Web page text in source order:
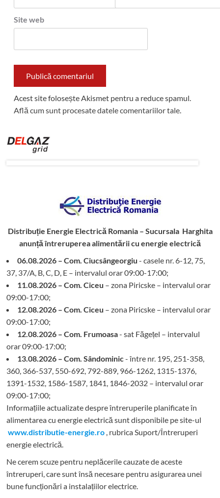
Site web
Acest site folosește Akismet pentru a reduce spamul.
Află cum sunt procesate datele comentariilor tale.
Distribuție Energie Electrică Romania – Sucursala Harghita
anunță întreruperea alimentării cu energie electrică
06.08.2026 – Com. Ciucsângeorgiu - casele nr. 6-12, 75,
37, 37/A, B, C, D, E – intervalul orar 09:00-17:00;
11.08.2026 – Com. Ciceu – zona Piricske – intervalul orar
09:00-17:00;
12.08.2026 – Com. Ciceu – zona Piricske – intervalul orar
09:00-17:00;
12.08.2026 – Com. Frumoasa- sat Făgețel – intervalul
orar 09:00-17:00;
13.08.2026 – Com. Sândominic- între nr. 195, 251-358,
360, 366-537, 550-692, 792-889, 966-1262, 1315-1376,
1391-1532, 1586-1587, 1841, 1846-2032 – intervalul orar
09:00-17:00;
Informațiile actualizate despre întreruperile planificate în
alimentarea cu energie electrică sunt disponibile pe site-ul
www.distributie-energie.ro , rubrica Suport/Întreruperi
energie electrică.
Ne cerem scuze pentru neplăcerile cauzate de aceste
întreruperi, care sunt însă necesare pentru asigurarea unei
bune funcționări a instalațiilor electrice.